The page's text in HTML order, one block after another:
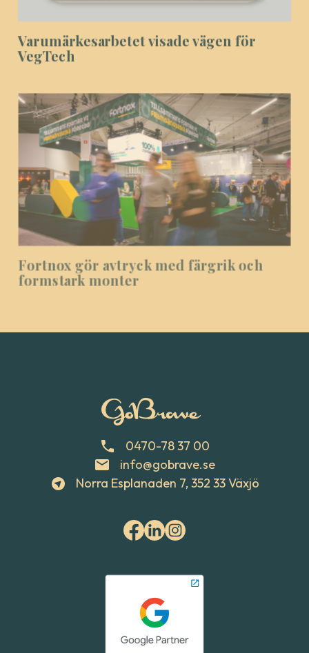
Varumärkesarbetet visade vägen för
VegTech
Fortnox gör avtryck med färgrik och
formstark monter
0470-78 37 00
info@gobrave.se
Norra Esplanaden 7, 352 33 Växjö